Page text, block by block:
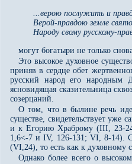
...верою послужить и
Верой-правдою земле
Народу свому русскому-
могут богатыри не только
Это высокое духовное
приняв в сердце обет
русский народ его народным
ясновидящая сказительница
созерцаний.
О том, что в былине речь
существе, свидетельствует
и к Егорию Храброму (III, 23-
1,6<-7 и IV, 126-131; VI, 8-14).
(VI,24), то есть как к духовному
Однако более всего о